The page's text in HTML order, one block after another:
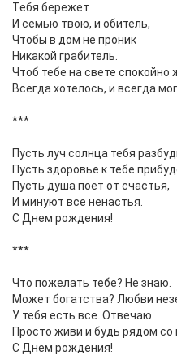
Тебя бережет
И семью твою, и обитель,
Чтобы в дом не проник
Никакой грабитель.
Чтоб тебе на свете спокойно
Всегда хотелось, и всегда
***
Пусть луч солнца тебя
Пусть здоровье к тебе
Пусть душа поет от счастья,
И минуют все ненастья.
С Днем рождения!
***
Что пожелать тебе? Не знаю.
Может богатства? Любви
У тебя есть все. Отвечаю.
Просто живи и будь рядом со
С Днем рождения!